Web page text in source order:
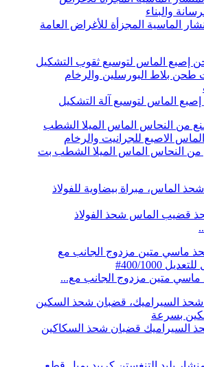
الماسية المجزأة للأغراض العامة
الماس لتوسيع آلة التشكيل
من النحاس الماس الميلا الشطب بت
قضيب الماس شحذ الفولاذ
متين مزدوج الجانب مع...
السيراميك قضبان شحذ السكاكين